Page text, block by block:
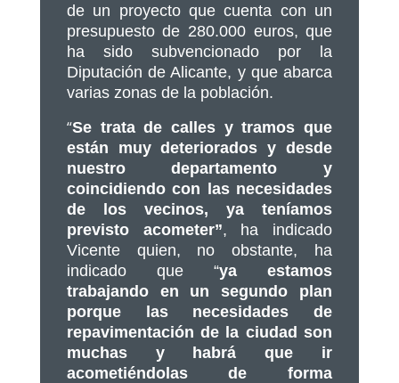
de un proyecto que cuenta con un
presupuesto de 280.000 euros, que
ha sido subvencionado por la
Diputación de Alicante, y que abarca
varias zonas de la población.
“Se trata de calles y tramos que
están muy deteriorados y desde
nuestro departamento y
coincidiendo con las necesidades
de los vecinos, ya teníamos
previsto acometer”, ha indicado
Vicente quien, no obstante, ha
indicado que “ya estamos
trabajando en un segundo plan
porque las necesidades de
repavimentación de la ciudad son
muchas y habrá que ir
acometiéndolas de forma